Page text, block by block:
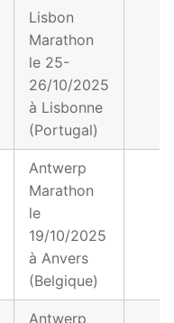
Lisbon
Marathon
le 25-
26/10/2025
à Lisbonne
(Portugal)
Antwerp
Marathon
le
19/10/2025
à Anvers
(Belgique)
Antwerp